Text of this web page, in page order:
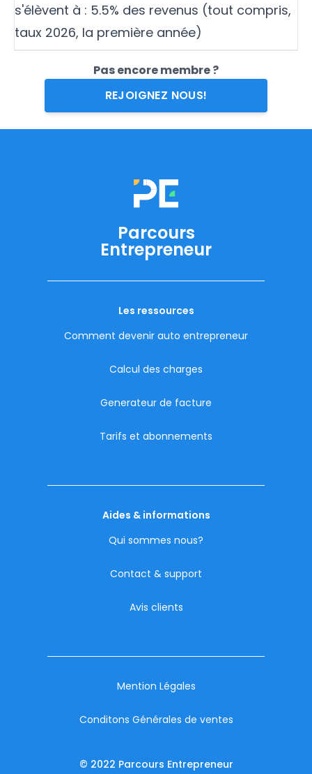
s'élèvent à : 5.5% des revenus (tout compris,
taux 2026, la première année)
Pas encore membre ?
REJOIGNEZ NOUS!
Parcours
Entrepreneur
Les ressources
Comment devenir auto entrepreneur
Calcul des charges
Generateur de facture
Tarifs et abonnements
Aides & informations
Qui sommes nous?
Contact & support
Avis clients
Mention Légales
Conditons Générales de ventes
© 2022 Parcours Entrepreneur